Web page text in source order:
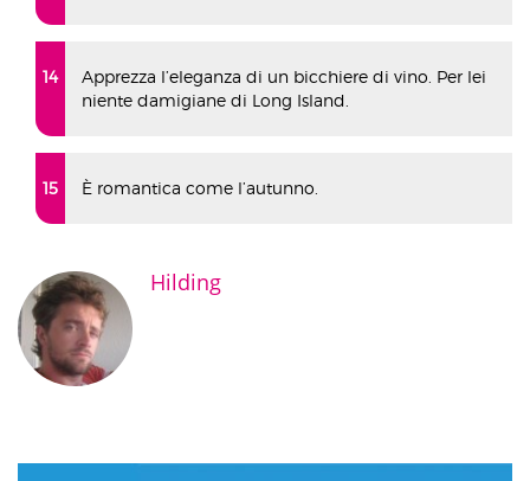
Apprezza l’eleganza di un bicchiere di vino. Per lei
niente damigiane di Long Island.
È romantica come l’autunno.
Hilding